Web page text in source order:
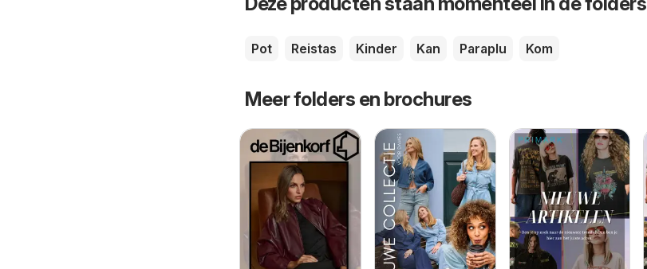
Pot Reistas Kinder Kan Paraplu Kom
Meer folders en brochures